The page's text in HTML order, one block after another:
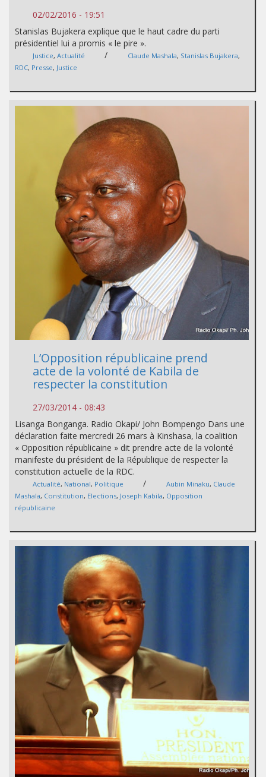
02/02/2016 - 19:51
Stanislas Bujakera explique que le haut cadre du parti
présidentiel lui a promis « le pire ».
Justice, Actualité / Claude Mashala, Stanislas Bujakera,
RDC, Presse, Justice
L’Opposition républicaine prend
acte de la volonté de Kabila de
respecter la constitution
27/03/2014 - 08:43
Lisanga Bonganga. Radio Okapi/ John Bompengo Dans une
déclaration faite mercredi 26 mars à Kinshasa, la coalition
« Opposition républicaine » dit prendre acte de la volonté
manifeste du président de la République de respecter la
constitution actuelle de la RDC.
Actualité, National, Politique / Aubin Minaku, Claude
Mashala, Constitution, Elections, Joseph Kabila, Opposition
républicaine